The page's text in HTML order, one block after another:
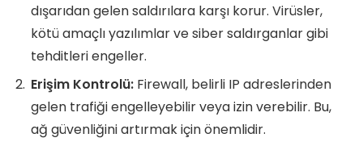
dışarıdan gelen saldırılara karşı korur. Virüsler,
kötü amaçlı yazılımlar ve siber saldırganlar gibi
tehditleri engeller.
Erişim Kontrolü: Firewall, belirli IP adreslerinden
gelen trafiği engelleyebilir veya izin verebilir. Bu,
ağ güvenliğini artırmak için önemlidir.